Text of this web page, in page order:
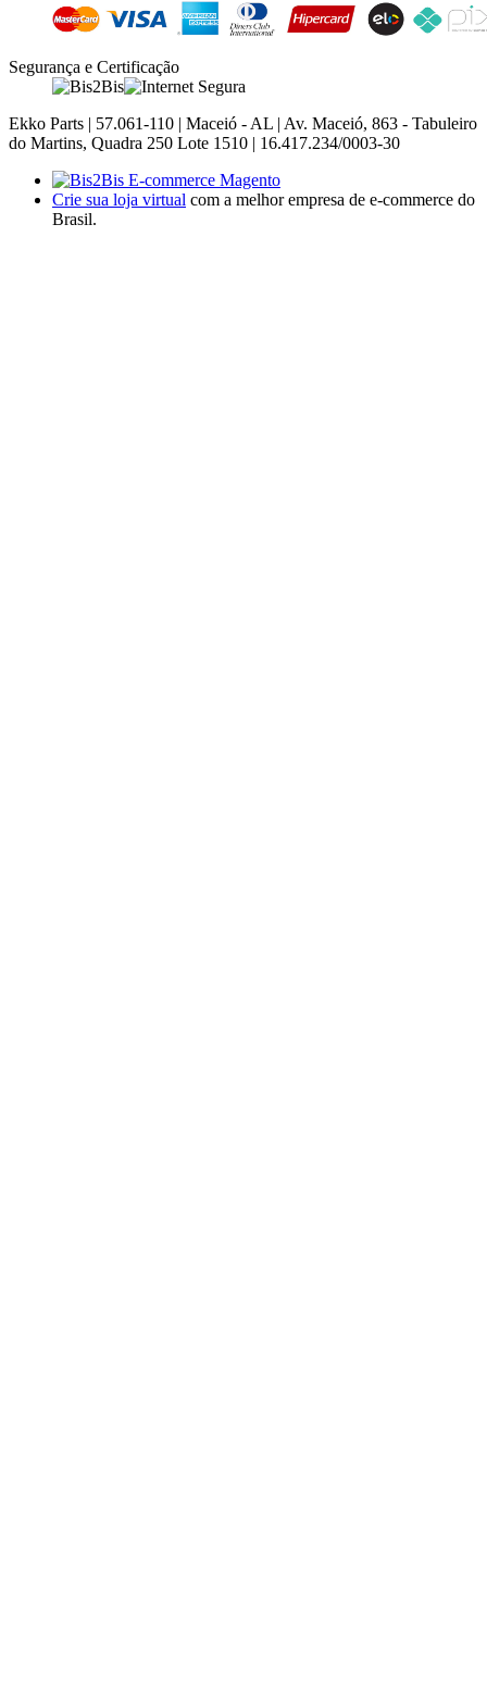
Segurança e Certificação
Ekko Parts | 57.061-110 | Maceió - AL | Av. Maceió, 863 - Tabuleiro
do Martins, Quadra 250 Lote 1510 | 16.417.234/0003-30
Crie sua loja virtual com a melhor empresa de e-commerce do
Brasil.